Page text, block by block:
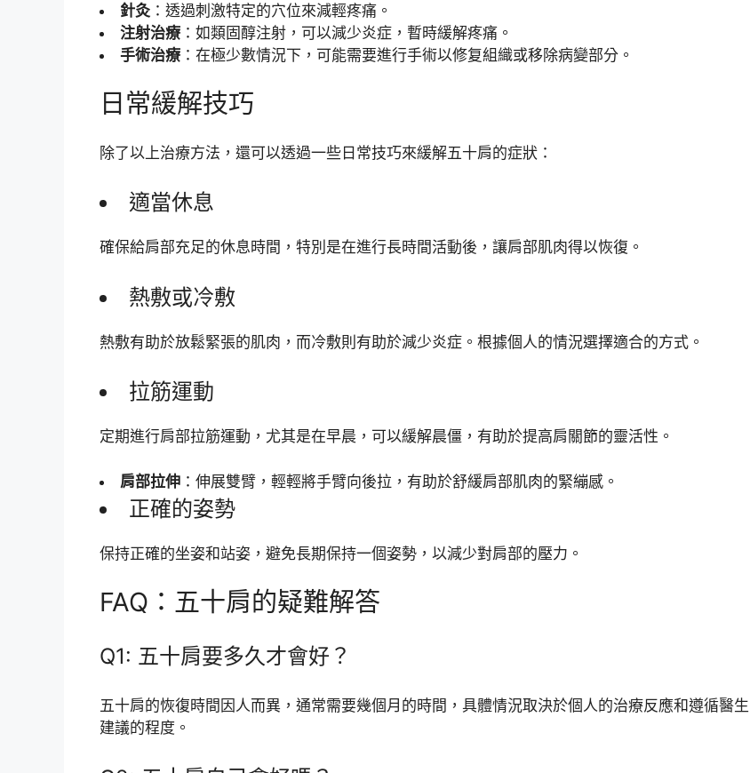
針灸 ：透過刺激特定的穴位來減輕疼痛。
注射治療：如類固醇注射，可以減少炎症，暫時緩解疼痛。
手術治療：在極少數情況下，可能需要進行手術以修复組織或移除病變部分。
日常緩解技巧
除了以上治療方法，還可以透過一些日常技巧來緩解五十肩的症狀：
適當休息
確保給肩部充足的休息時間，特別是在進行長時間活動後，讓肩部肌肉得以恢復。
熱敷或冷敷
熱敷有助於放鬆緊張的肌肉，而冷敷則有助於減少炎症。根據個人的情況選擇適合的方式。
拉筋運動
定期進行肩部拉筋運動，尤其是在早晨，可以緩解晨僵，有助於提高肩關節的靈活性。
肩部拉伸 ：伸展雙臂，輕輕將手臂向後拉，有助於舒緩肩部肌肉的緊繃感。
正確的姿勢
保持正確的坐姿和站姿，避免長期保持一個姿勢，以減少對肩部的壓力。
FAQ：五十肩的疑難解答
Q1: 五十肩要多久才會好？
五十肩的恢復時間因人而異，通常需要幾個月的時間，具體情況取決於個人的治療反應和遵循醫生
建議的程度。